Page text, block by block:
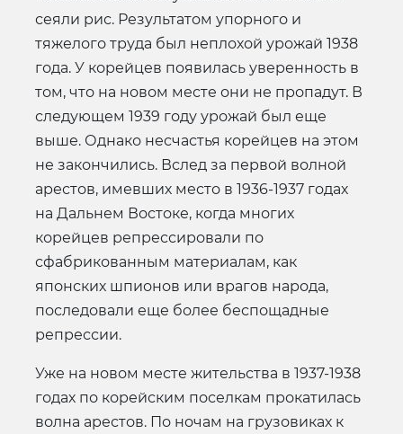
сеяли рис. Результатом упорного и
тяжелого труда был неплохой урожай 1938
года. У корейцев появилась уверенность в
том, что на новом месте они не пропадут. В
следующем 1939 году урожай был еще
выше. Однако несчастья корейцев на этом
не закончились. Вслед за первой волной
арестов, имевших место в 1936-1937 годах
на Дальнем Востоке, когда многих
корейцев репрессировали по
сфабрикованным материалам, как
японских шпионов или врагов народа,
последовали еще более беспощадные
репрессии.
Уже на новом месте жительства в 1937-1938
годах по корейским поселкам прокатилась
волна арестов. По ночам на грузовиках к